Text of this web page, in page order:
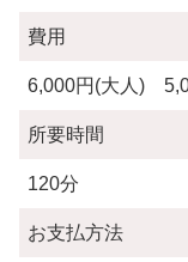
費用
6,000円(大人)
所要時間
120分
お支払方法